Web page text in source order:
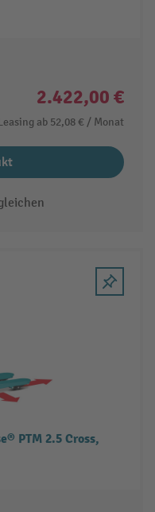
2.422,00 €
ab 52,08 € / Monat
PTM 2.5 Cross,